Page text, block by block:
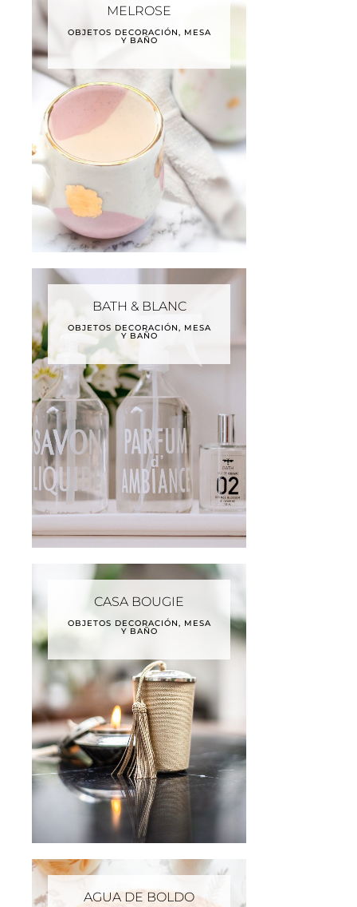
MELROSE
OBJETOS DECORACIÓN, MESA
Y BAÑO
BATH & BLANC
OBJETOS DECORACIÓN, MESA
Y BAÑO
CASA BOUGIE
OBJETOS DECORACIÓN, MESA
Y BAÑO
AGUA DE BOLDO